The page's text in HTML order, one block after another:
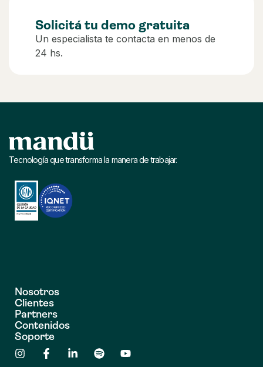
Solicitá tu demo gratuita
Un especialista te contacta en menos de
24 hs.
Tecnología que transforma la manera de trabajar.
Nosotros
Clientes
Partners
Contenidos
Soporte